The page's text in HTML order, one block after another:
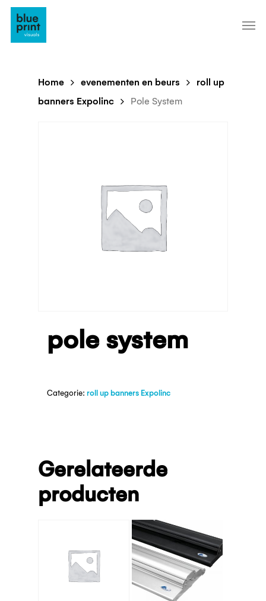
Skip
Home evenementen en beurs
roll up
banners Expolinc
Pole System
pole system
Categorie: roll up banners Expolinc
Gerelateerde
producten